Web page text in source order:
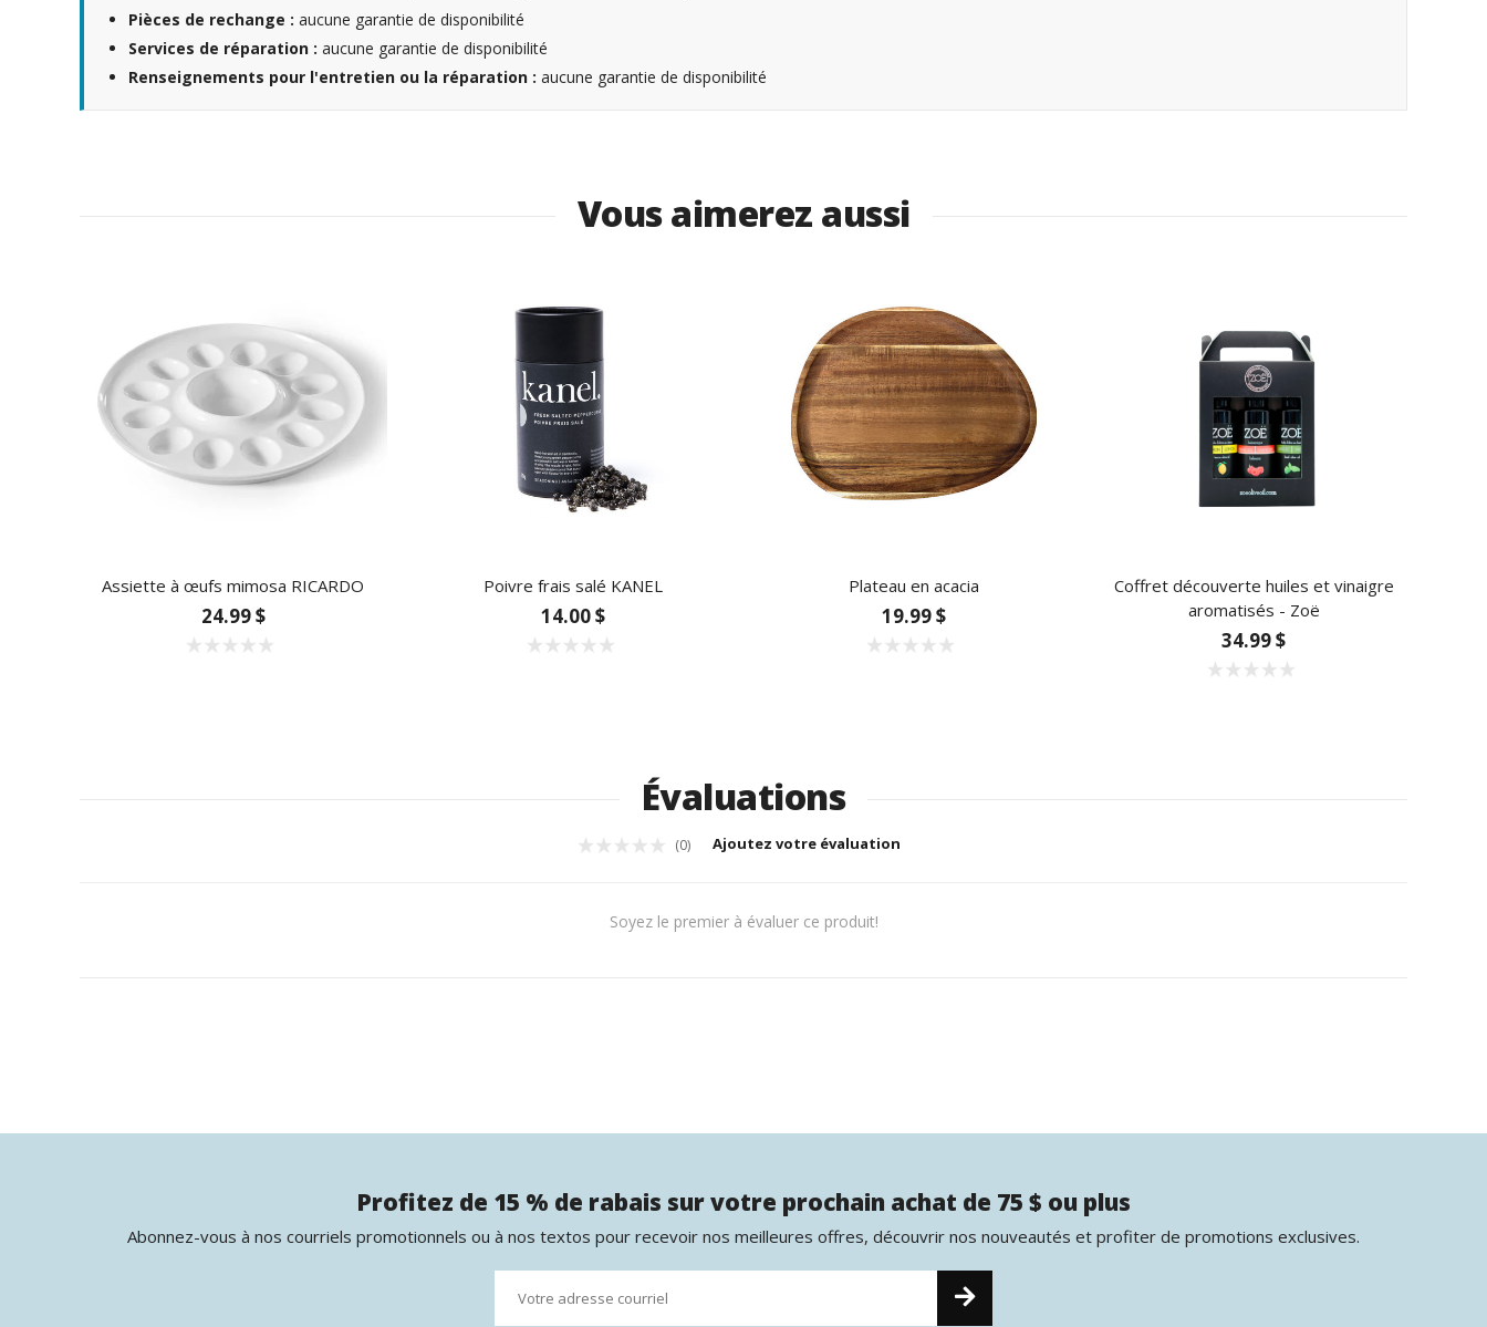
Pièces de rechange : aucune garantie de disponibilité
Services de réparation : aucune garantie de disponibilité
Renseignements pour l'entretien ou la réparation : aucune garantie de disponibilité
Vous aimerez aussi
Assiette à œufs mimosa RICARDO
24.99 $
Poivre frais salé KANEL
14.00 $
Plateau en acacia
19.99 $
Coffret découverte huiles et vinaigre
aromatisés - Zoë
34.99 $
Évaluations
(0) Ajoutez votre évaluation
Soyez le premier à évaluer ce produit!
Profitez de 15 % de rabais sur votre prochain achat de 75 $ ou plus
Abonnez-vous à nos courriels promotionnels ou à nos textos pour recevoir nos meilleures offres, découvrir nos nouveautés et profiter de promotions exclusives.